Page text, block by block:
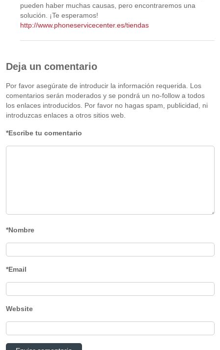
pueden haber muchas causas, pero encontraremos una
solución. ¡Te esperamos!
http://www.phoneservicecenter.es/tiendas
Deja un comentario
Por favor asegúrate de introducir la información requerida. Los
comentarios serán moderados y se pondrá un no-follow a todos
los enlaces introducidos. Por favor no hagas spam, publicidad, ni
introduzcas enlaces a otros sitios web.
*Escribe tu comentario
*Nombre
*Email
Website